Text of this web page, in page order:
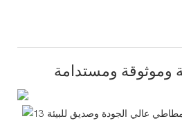
وموثوقة ومستدامة